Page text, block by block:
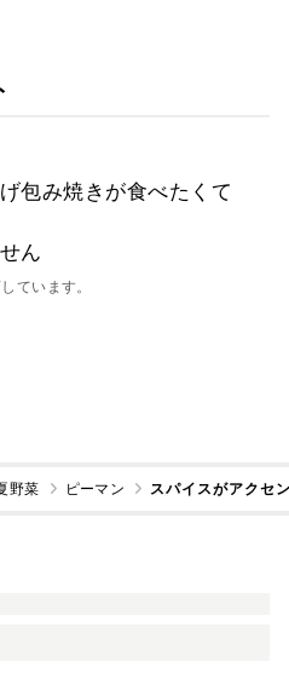
包み焼きが食べたくて
ん
ています。
野菜 ピーマン スパイスがアクセ